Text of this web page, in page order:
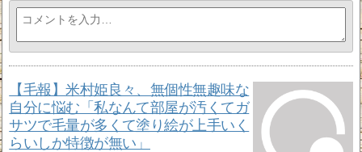
【毛報】米村姫良々、無個性無趣味な
自分に悩む「私なんて部屋が汚くてガ
サツで毛量が多くて塗り絵が上手いく
らいしか特徴が無い」